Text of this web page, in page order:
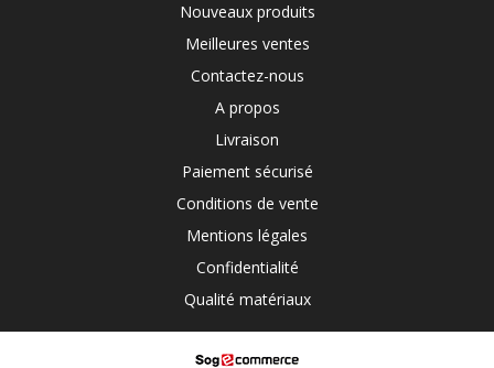
Nouveaux produits
Meilleures ventes
Contactez-nous
A propos
Livraison
Paiement sécurisé
Conditions de vente
Mentions légales
Confidentialité
Qualité matériaux